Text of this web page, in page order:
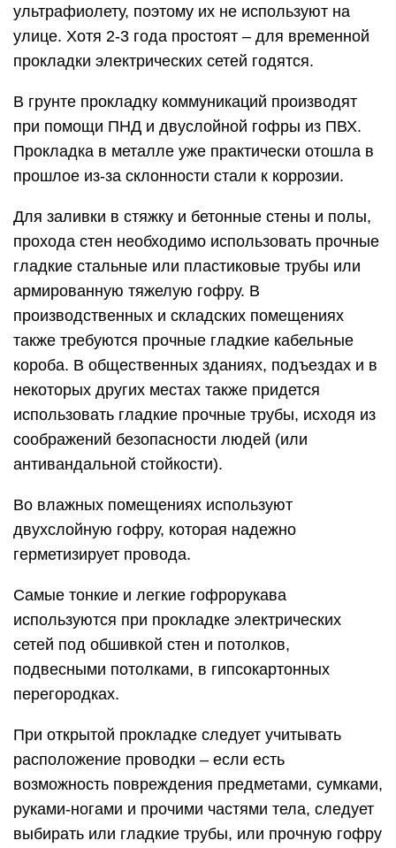
ультрафиолету, поэтому их не используют на
улице. Хотя 2-3 года простоят – для временной
прокладки электрических сетей годятся.
В грунте прокладку коммуникаций производят
при помощи ПНД и двуслойной гофры из ПВХ.
Прокладка в металле уже практически отошла в
прошлое из-за склонности стали к коррозии.
Для заливки в стяжку и бетонные стены и полы,
прохода стен необходимо использовать прочные
гладкие стальные или пластиковые трубы или
армированную тяжелую гофру. В
производственных и складских помещениях
также требуются прочные гладкие кабельные
короба. В общественных зданиях, подъездах и в
некоторых других местах также придется
использовать гладкие прочные трубы, исходя из
соображений безопасности людей (или
антивандальной стойкости).
Во влажных помещениях используют
двухслойную гофру, которая надежно
герметизирует провода.
Самые тонкие и легкие гофрорукава
используются при прокладке электрических
сетей под обшивкой стен и потолков,
подвесными потолками, в гипсокартонных
перегородках.
При открытой прокладке следует учитывать
расположение проводки – если есть
возможность повреждения предметами, сумками,
руками-ногами и прочими частями тела, следует
выбирать или гладкие трубы, или прочную гофру